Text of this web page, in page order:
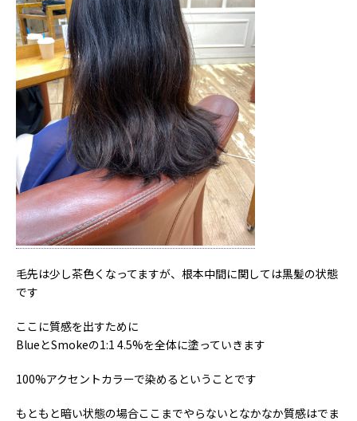
毛先は少し茶色くなってますが、根本中間に関しては黒髪の状態
です
ここに質感を出すために
BlueとSmokeの1:1 4.5%を全体に塗っていきます
100%アクセントカラーで染めるということです
もともと暗い状態の場合ここまでやらないとなかなか質感はでま